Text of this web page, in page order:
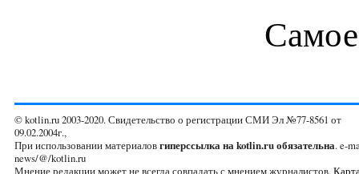
© kotlin.ru 2003-2020. Свидетельство о регистрации СМИ Эл №77-8561 от
09.02.2004г.,
При использовании материаловгиперссылка на kotlin.ru обязательна. e-
news/@/kotlin.ru
Мнение редакции может не всегда совпадать с мнением журналистов.